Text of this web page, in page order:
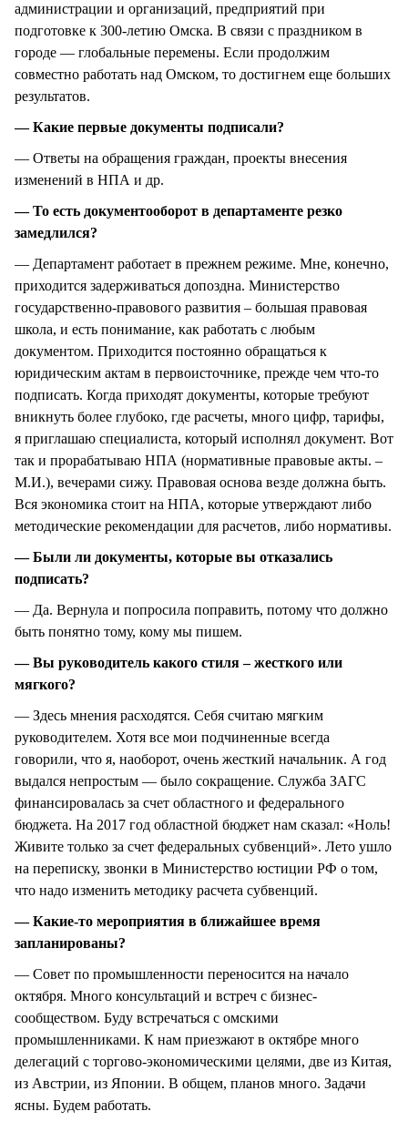
администрации и организаций, предприятий при
подготовке к 300-летию Омска. В связи с праздником в
городе — глобальные перемены. Если продолжим
совместно работать над Омском, то достигнем еще больших
результатов.
— Какие первые документы подписали?
— Ответы на обращения граждан, проекты внесения
изменений в НПА и др.
— То есть документооборот в департаменте резко
замедлился?
— Департамент работает в прежнем режиме. Мне, конечно,
приходится задерживаться допоздна. Министерство
государственно-правового развития – большая правовая
школа, и есть понимание, как работать с любым
документом. Приходится постоянно обращаться к
юридическим актам в первоисточнике, прежде чем что-то
подписать. Когда приходят документы, которые требуют
вникнуть более глубоко, где расчеты, много цифр, тарифы,
я приглашаю специалиста, который исполнял документ. Вот
так и прорабатываю НПА (нормативные правовые акты. –
М.И.), вечерами сижу. Правовая основа везде должна быть.
Вся экономика стоит на НПА, которые утверждают либо
методические рекомендации для расчетов, либо нормативы.
— Были ли документы, которые вы отказались
подписать?
— Да. Вернула и попросила поправить, потому что должно
быть понятно тому, кому мы пишем.
— Вы руководитель какого стиля – жесткого или
мягкого?
— Здесь мнения расходятся. Себя считаю мягким
руководителем. Хотя все мои подчиненные всегда
говорили, что я, наоборот, очень жесткий начальник. А год
выдался непростым — было сокращение. Служба ЗАГС
финансировалась за счет областного и федерального
бюджета. На 2017 год областной бюджет нам сказал: «Ноль!
Живите только за счет федеральных субвенций». Лето ушло
на переписку, звонки в Министерство юстиции РФ о том,
что надо изменить методику расчета субвенций.
— Какие-то мероприятия в ближайшее время
запланированы?
— Совет по промышленности переносится на начало
октября. Много консультаций и встреч с бизнес-
сообществом. Буду встречаться с омскими
промышленниками. К нам приезжают в октябре много
делегаций с торгово-экономическими целями, две из Китая,
из Австрии, из Японии. В общем, планов много. Задачи
ясны. Будем работать.